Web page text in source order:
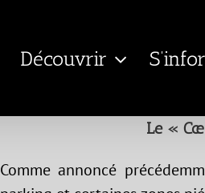
Découvrir
Le «
Comme annoncé